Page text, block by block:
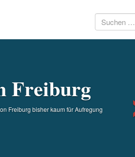
Suchen
Freiburg
Freiburg bisher kaum für Aufregung